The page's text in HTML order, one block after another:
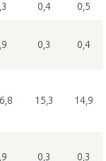
0,4 0,5
0,3 0,4
15,3 14,9
0,3 0,3